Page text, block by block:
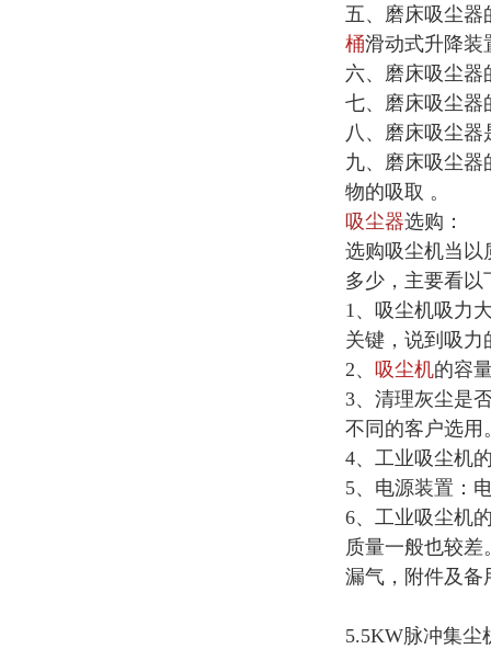
五、磨床吸尘器
桶滑动式升降装
六、磨床吸尘器
七、磨床吸尘器
八、磨床吸尘
九、磨床吸尘
物的吸取 。
吸尘器选购：
选购吸尘机当以
多少，主要看以
1、吸尘机吸力
关键，说到吸力
2、 吸尘机的容
3、清理灰尘是
不同的客户选用
4、工业吸尘机
5、电源装置：
6、工业吸尘机
质量一般也较
漏气，附件及备
5.5KW脉冲集尘